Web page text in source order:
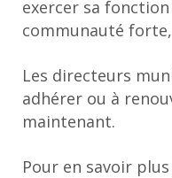
exercer sa fonction
communauté
Les directeurs
adhérer ou à
maintenant.
Pour en savoir plus